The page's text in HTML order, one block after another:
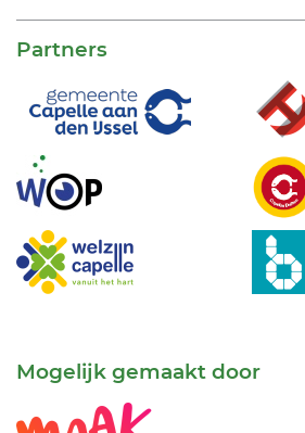
Partners
Mogelijk gemaakt door